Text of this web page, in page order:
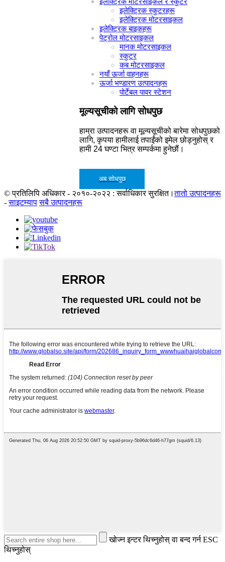
इलेक्ट्रिक स्कुटरहरू
इलेक्ट्रिक मोटरसाइकल
इलेक्ट्रिक बाइकहरू
पेट्रोल मोटरसाइकल
मानक मोटरसाइकल
स्कुटर
कब मोटरसाइकल
नयाँ ऊर्जा वाहनहरू
ऊर्जा भण्डारण उत्पादनहरू
पोर्टेबल पावर स्टेशन
मूल्यसूचीको लागि सोधपुछ
हाम्रा उत्पादनहरू वा मूल्यसूचीको बारेमा सोधपुछको
लागि, कृपया हामीलाई तपाईंको इमेल छोड्नुहोस् र
हामी 24 घण्टा भित्र सम्पर्कमा हुनेछौं।
अब सोधपुछ
© प्रतिलिपि अधिकार - २०१०-२०२२ : सर्वाधिकार सुरक्षित।तातो उत्पादनहरू
-साइटम्याप सबै उत्पादनहरू
खोज्न इन्टर थिच्नुहोस् वा बन्द गर्न ESC
थिच्नुहोस्